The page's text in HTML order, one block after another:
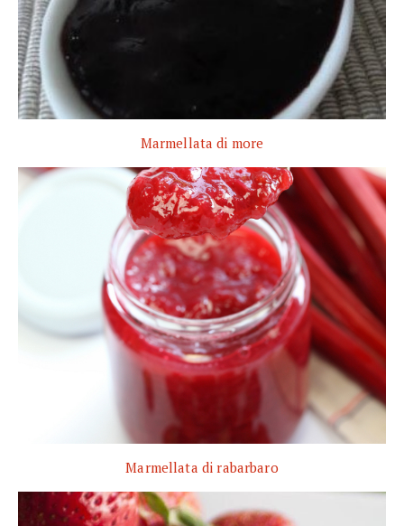
Marmellata di more
Marmellata di rabarbaro